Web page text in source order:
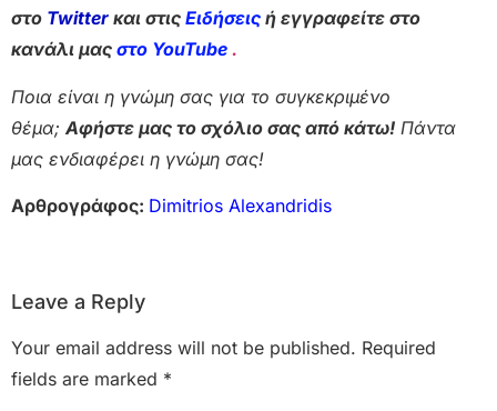
στο Twitter και στις Ειδήσεις ή εγγραφείτε στο
κανάλι μας στο YouTube .
Ποια είναι η γνώμη σας για το συγκεκριμένο
θέμα; Αφήστε μας το σχόλιο σας από κάτω! Πάντα
μας ενδιαφέρει η γνώμη σας!
Αρθρογράφος: Dimitrios Alexandridis
Leave a Reply
Your email address will not be published. Required
fields are marked *